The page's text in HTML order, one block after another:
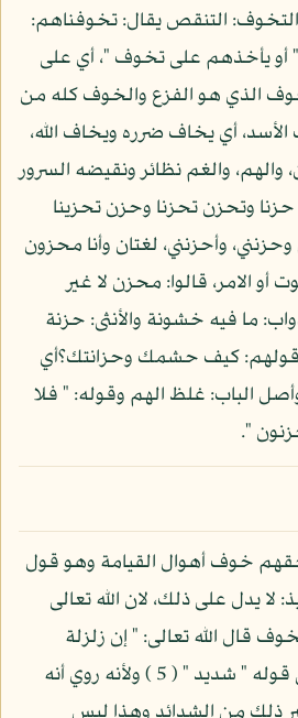
التنقص يقال: تخوفناهم:
أو يأخذهم على تخوف "، أي على
الذي هو الفزع والخوف كله من
أي يخاف ضرره ويخاف الله،
والغم نظائر ونقيضه السرور
وتحزن تحزنا وحزن تحزينا
وأحزنني، لغتان وأنا محزون
أو الامر، قالوا: محزن لا غير
ما فيه خشونة والأنثى: حزنة
كيف حشمك وحزانتك؟أي
الباب: غلظ الهم وقوله: " فلا
".
خوف أهوال القيامة وهو قول
لا يدل على ذلك، لان الله تعالى
قال الله تعالى: " إن زلزلة
الساعة شئ عظيم " إلى قوله " شديد " ( 5 ) ولأنه روي أنه